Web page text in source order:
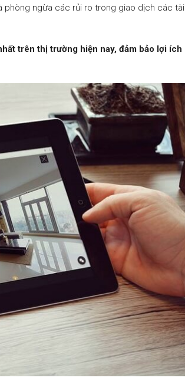
phòng ngừa các rủi ro trong giao dịch các tài
trên thị trường hiện nay, đảm bảo lợi ích